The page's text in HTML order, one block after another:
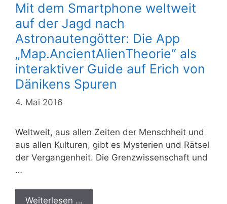
Mit dem Smartphone weltweit
auf der Jagd nach
Astronautengötter: Die App
„Map.AncientAlienTheorie“ als
interaktiver Guide auf Erich von
Dänikens Spuren
4. Mai 2016
Weltweit, aus allen Zeiten der Menschheit und
aus allen Kulturen, gibt es Mysterien und Rätsel
der Vergangenheit. Die Grenzwissenschaft und
…
Weiterlesen …